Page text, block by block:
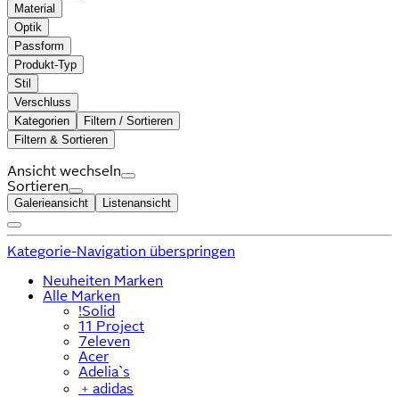
Material
Optik
Passform
Produkt-Typ
Stil
Verschluss
Kategorien
Filtern / Sortieren
Filtern & Sortieren
Ansicht wechseln
Sortieren
Galerieansicht Listenansicht
Kategorie-Navigation überspringen
Neuheiten Marken
Alle Marken
!Solid
11 Project
7eleven
Acer
Adelia`s
﹢ adidas